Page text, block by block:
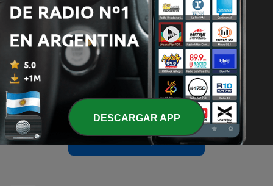
1354
Benfica no arame: glória europeia ou escândalo
na Escócia?
O debate analisa o cenário europeu do Benfica, os possíveis adversários na Liga Europa e a situação de mercado de jogadores como Sheldon Drew. São discutidas também as possibilidades de saída de Vítor Fraule do FC Porto para a Premier League e a transformação do plantel do Sporting. Os comentadores abordam ainda as mudanças no plantel do Sporting, a preocupação com o desempenho da arbitragem na nova época e atribuem notas a vários eventos desportivos. O episódio encerra com uma homenagem ao legado de Franco Baresi e uma reflexão sobre o impacto das redes sociais.
03 ago. 2026
1353 -
FC Porto ganha bem, mas Torreense joga como
gente grande
O episódio analisa a vitória do FC Porto na Supertaça contra o Torriense, abordando as críticas severas à organização do evento e às condições do relvado. O debate estende-se ao futuro de Diogo Costa e à necessidade de investimentos estruturais no futebol português. Além disso, discute-se a gestão de Infantino na FIFA e as polémicas financeiras da entidade, o possível mercado de transferências envolvendo Pedro Neto e a crise financeira que afeta clubes da Premier League.
02 ago. 2026
Mostrar más episodios
DESCARGAR APP